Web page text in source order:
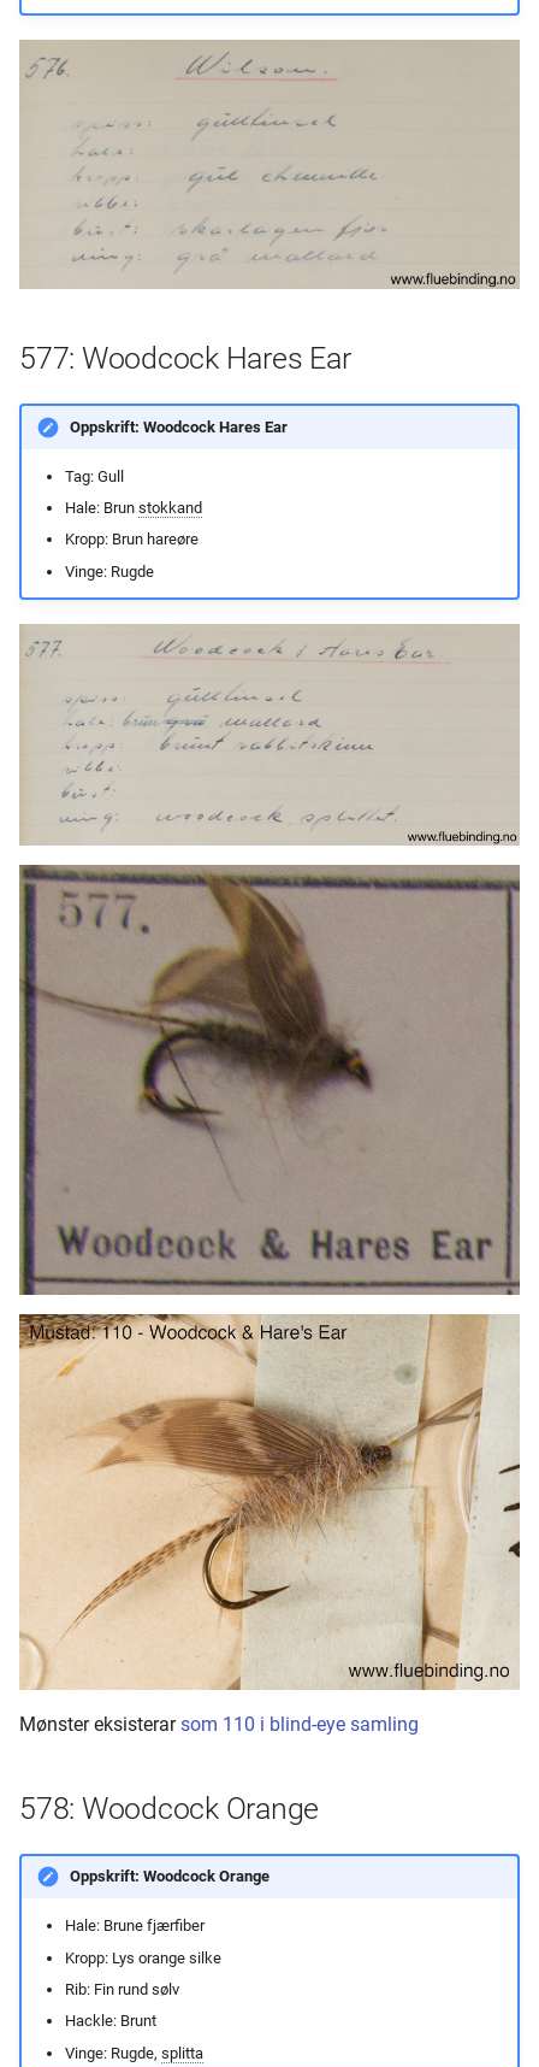
577: Woodcock Hares Ear
Oppskrift: Woodcock Hares Ear
Tag: Gull
Hale: Brun stokkand
Kropp: Brun hareøre
Vinge: Rugde
Mønster eksisterarsom 110 i blind-eye samling
578: Woodcock Orange
Oppskrift: Woodcock Orange
Hale: Brune fjærfiber
Kropp: Lys orange silke
Rib: Fin rund sølv
Hackle: Brunt
Vinge: Rugde, splitta